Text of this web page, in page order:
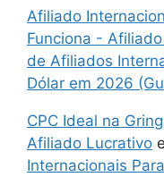
Afiliado
Funciona -
de Afiliados
Dólar em 2026
CPC Ideal na
Afiliado Lucrativo
Internacionais